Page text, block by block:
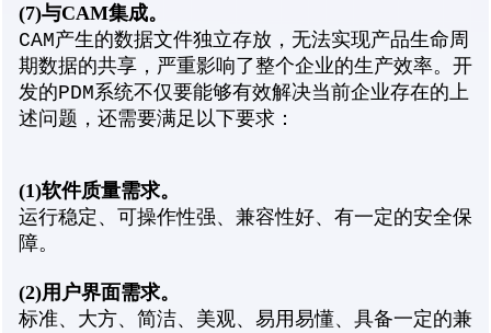
(7)与CAM集成。
CAM产生的数据文件独立存放，无法实现产品生命周
期数据的共享，严重影响了整个企业的生产效率。开
发的PDM系统不仅要能够有效解决当前企业存在的上
述问题，还需要满足以下要求：
(1)软件质量需求。
运行稳定、可操作性强、兼容性好、有一定的安全保
障。
(2)用户界面需求。
标准、大方、简洁、美观、易用易懂、具备一定的兼